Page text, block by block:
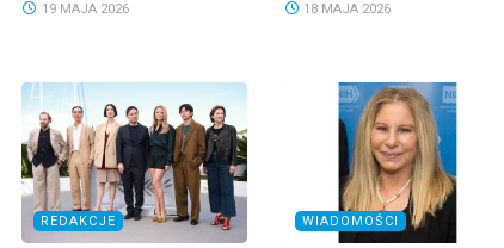
19 MAJA 2026 18 MAJA 2026
REDAKCJE WIADOMOŚCI